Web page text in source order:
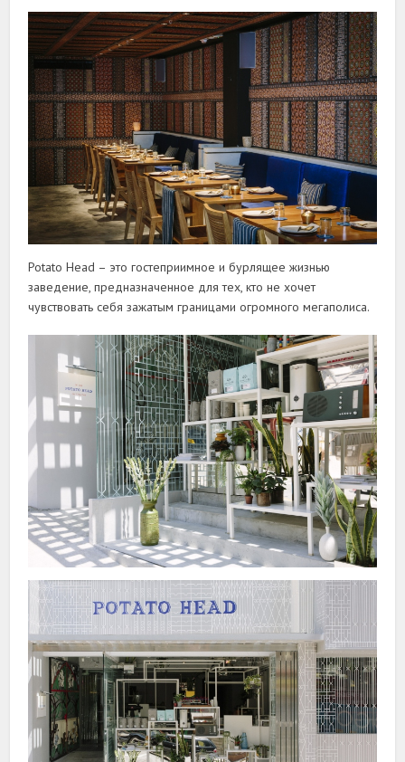
Potato Head – это гостеприимное и бурлящее жизнью
заведение, предназначенное для тех, кто не хочет
чувствовать себя зажатым границами огромного мегаполиса.